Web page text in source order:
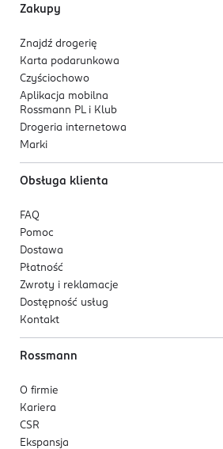
Zakupy
Znajdź drogerię
Karta podarunkowa
Czyściochowo
Aplikacja mobilna
Rossmann PL i Klub
Drogeria internetowa
Marki
Obsługa klienta
FAQ
Pomoc
Dostawa
Płatność
Zwroty i reklamacje
Dostępność usług
Kontakt
Rossmann
O firmie
Kariera
CSR
Ekspansja